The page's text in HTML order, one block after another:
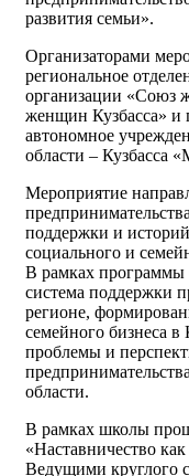
развития семьи».
Организаторами
региональное
организации «Союз
женщин Кузбасса» и
автономное
области – Кузбасса
Мероприятие
поддержки и
социального и
В рамках программы
система поддержки
регионе,
семейного бизнеса в
проблемы и
области.
В рамках школы
«Наставничество
Ведущими круглого